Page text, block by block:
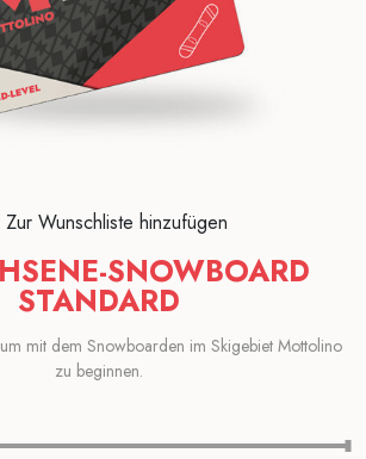
Zur Wunschliste hinzufügen
SNOWBOARD
STANDARD
mit dem Snowboarden im Skigebiet Mottolino
zu beginnen.